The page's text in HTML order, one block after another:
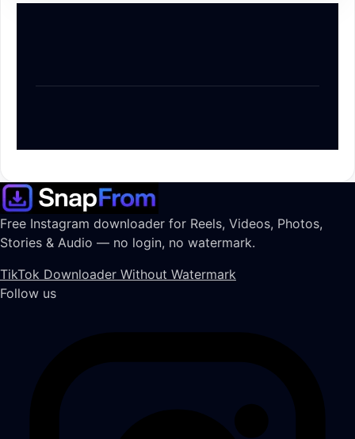
Free Instagram downloader for Reels, Videos, Photos,
Stories & Audio — no login, no watermark.
TikTok Downloader Without Watermark
Follow us